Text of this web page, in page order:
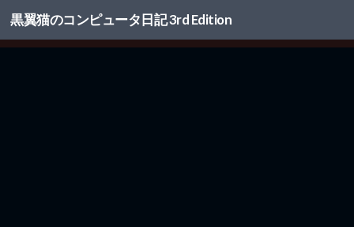
コンテンツへスキップ
黒翼猫のコンピュータ日記 3rd Edition